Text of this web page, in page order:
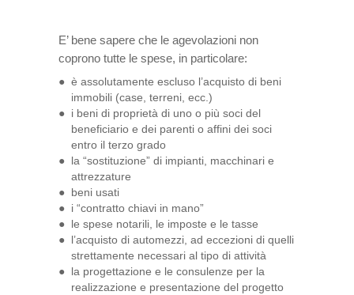
E’ bene sapere che le agevolazioni non
coprono tutte le spese, in particolare:
è assolutamente escluso l’acquisto di beni
immobili (case, terreni, ecc.)
i beni di proprietà di uno o più soci del
beneficiario e dei parenti o affini dei soci
entro il terzo grado
la “sostituzione” di impianti, macchinari e
attrezzature
beni usati
i “contratto chiavi in mano”
le spese notarili, le imposte e le tasse
l’acquisto di automezzi, ad eccezioni di quelli
strettamente necessari al tipo di attività
la progettazione e le consulenze per la
realizzazione e presentazione del progetto